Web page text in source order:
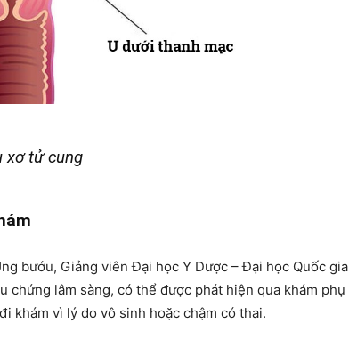
xơ tử cung
bướu, Giảng viên Đại học Y Dược – Đại học Quốc gia
lâm sàng, có thể được phát hiện qua khám phụ
khám vì lý do vô sinh hoặc chậm có thai.